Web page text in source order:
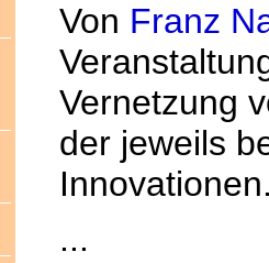
Von Franz
Vernetzung
der jeweils
...